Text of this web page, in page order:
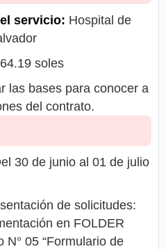
servicio: Hospital de
soles
las bases para conocer a
del contrato.
30 de junio al 01 de julio
de solicitudes:
en FOLDER
N° 05 “Formulario de